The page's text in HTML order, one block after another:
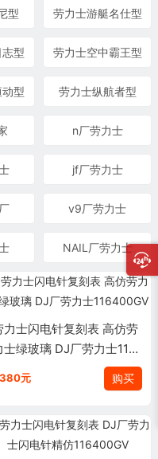
型 劳力士游艇名仕型
型 劳力士空中霸王型
型 劳力士纵航者型
n厂劳力士
jf厂劳力士
v9厂劳力士
NAIL厂劳力士
力士闪电针复刻表 高仿劳
士绿玻璃 DJ厂劳力士1164
元 购买